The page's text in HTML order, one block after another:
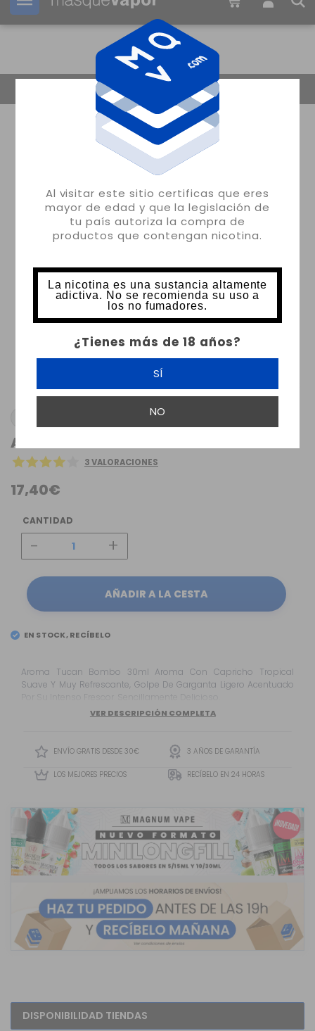
Al visitar este sitio certificas que eres
mayor de edad y que la legislación de
tu país autoriza la compra de
productos que contengan nicotina.
La nicotina es una sustancia altamente
adictiva. No se recomienda su uso a
los no fumadores.
¿Tienes más de 18 años?
SÍ
NO
Tu pedido puede ser enviado en 12m:
3 VALORACIONES
17,40€
CANTIDAD
- +
AÑADIR A LA CESTA
EN STOCK, RECÍBELO
Aroma Tucan Bombo 30ml Aroma Con Capricho Tropical
Suave Y Muy Refrescante, Golpe De Garganta Ligero Acentuado
Por Su Intenso Frescor. Sencillamente Delicioso.
VER DESCRIPCIÓN COMPLETA
ENVÍO GRATIS DESDE 30€ 3 AÑOS DE GARANTÍA
LOS MEJORES PRECIOS RECÍBELO EN 24 HORAS
DISPONIBILIDAD TIENDAS